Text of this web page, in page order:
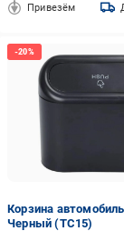
Привезём
Корзина
Черный (TC15)